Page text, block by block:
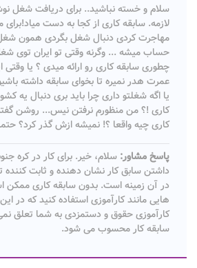
سلام و خسته نباشید.. برای دریافت شغل
لازمه. سابقه کاری از کجا به دست میاد!برای
مهاجرت کردی دنبال شغل بگردی همون شغل
حساب میشه ... وگرنه وقتی تو ایران توی شغل
چطوری سابقه کاری رو ارائه میدی ؟ یا وقتی
عمرت هدر نمیره تا بخوای سابقه داشته
یا اگه شغلتو داری چرا باید بری دنبال یه
کاری !؟ من منظورم نرفتن نیس... روشن گفتم
کاری چیه واقعا ؟! نمیشه ازش گذر کرد؟ حتما
پاسخ مشاور:سلام، خیر. برای کار در کره
داشتن سابق کار نشان دهنده و ثابت کننده
در آن زمینه است. بدون سابقه کاری ممکن
هایی مانند کارآموزی استفاده کنید که در
کارآموزی حقوق و دستمزدی به شما تعلق نمی
سابقه کار محسوب می شود.